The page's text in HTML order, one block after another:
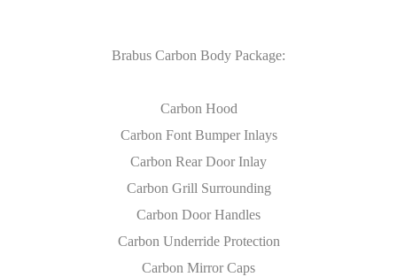
Brabus Carbon Body Package:
Carbon Hood
Carbon Font Bumper Inlays
Carbon Rear Door Inlay
Carbon Grill Surrounding
Carbon Door Handles
Carbon Underride Protection
Carbon Mirror Caps